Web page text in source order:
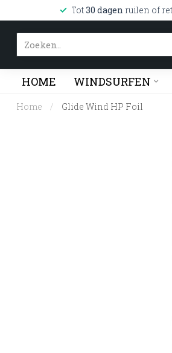
Tot30 dagen ruilen of
HOME WINDSURFEN
Home / Glide Wind HP Foil